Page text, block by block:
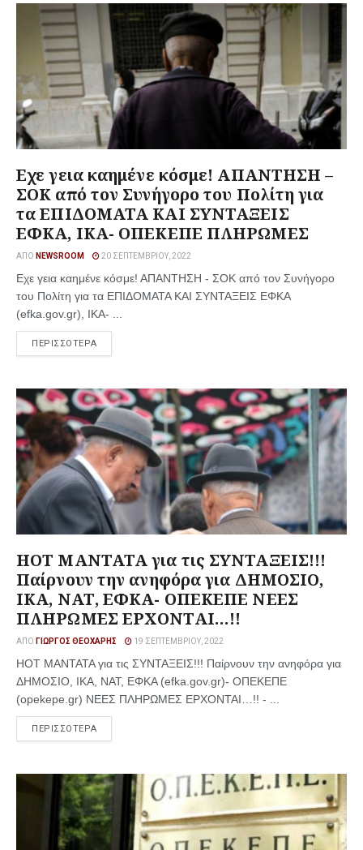
Εχε γεια καημένε κόσμε! ΑΠΑΝΤΗΣΗ –
ΣΟΚ από τον Συνήγορο του Πολίτη για
τα ΕΠΙΔΟΜΑΤΑ ΚΑΙ ΣΥΝΤΑΞΕΙΣ
ΕΦΚΑ, ΙΚΑ- ΟΠΕΚΕΠΕ ΠΛΗΡΩΜΕΣ
ΑΠΌ NEWSROOM 20 ΣΕΠΤΕΜΒΡΊΟΥ, 2022
Εχε γεια καημένε κόσμε! ΑΠΑΝΤΗΣΗ - ΣΟΚ από τον Συνήγορο
του Πολίτη για τα ΕΠΙΔΟΜΑΤΑ ΚΑΙ ΣΥΝΤΑΞΕΙΣ ΕΦΚΑ
(efka.gov.gr), ΙΚΑ- ...
ΠΕΡΙΣΣΟΤΕΡΑ
HOT ΜΑΝΤΑΤΑ για τις ΣΥΝΤΑΞΕΙΣ!!!
Παίρνουν την ανηφόρα για ΔΗΜΟΣΙΟ,
ΙΚΑ, ΝΑΤ, ΕΦΚΑ- ΟΠΕΚΕΠΕ ΝΕΕΣ
ΠΛΗΡΩΜΕΣ ΕΡΧΟΝΤΑΙ…!!
ΑΠΌ ΓΙΏΡΓΟΣ ΘΕΟΧΆΡΗΣ 19 ΣΕΠΤΕΜΒΡΊΟΥ, 2022
HOT ΜΑΝΤΑΤΑ για τις ΣΥΝΤΑΞΕΙΣ!!! Παίρνουν την ανηφόρα για
ΔΗΜΟΣΙΟ, ΙΚΑ, ΝΑΤ, ΕΦΚΑ (efka.gov.gr)- ΟΠΕΚΕΠΕ
(opekepe.gr) ΝΕΕΣ ΠΛΗΡΩΜΕΣ ΕΡΧΟΝΤΑΙ…!! - ...
ΠΕΡΙΣΣΟΤΕΡΑ